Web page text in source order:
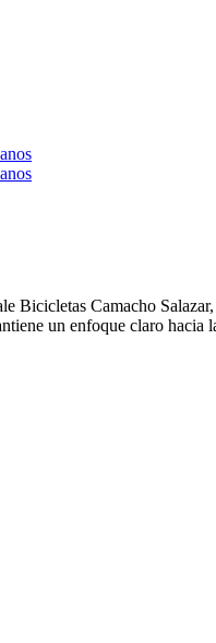
Bicicletas Camacho
un enfoque claro